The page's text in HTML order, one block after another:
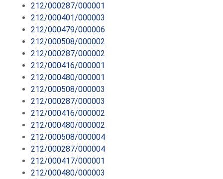
212/000287/000001
212/000401/000003
212/000479/000006
212/000508/000002
212/000287/000002
212/000416/000001
212/000480/000001
212/000508/000003
212/000287/000003
212/000416/000002
212/000480/000002
212/000508/000004
212/000287/000004
212/000417/000001
212/000480/000003